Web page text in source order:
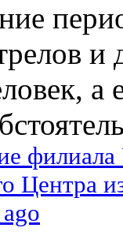
и
а
Центра